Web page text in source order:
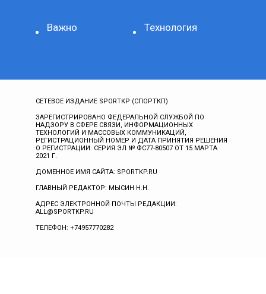
Важно Технология
СЕТЕВОЕ ИЗДАНИЕ SPORTKP (СПОРТКП)
ЗАРЕГИСТРИРОВАНО ФЕДЕРАЛЬНОЙ СЛУЖБОЙ ПО
НАДЗОРУ В СФЕРЕ СВЯЗИ, ИНФОРМАЦИОННЫХ
ТЕХНОЛОГИЙ И МАССОВЫХ КОММУНИКАЦИЙ,
РЕГИСТРАЦИОННЫЙ НОМЕР И ДАТА ПРИНЯТИЯ РЕШЕНИЯ
О РЕГИСТРАЦИИ: СЕРИЯ ЭЛ № ФС77-80507 ОТ 15 МАРТА
2021 Г.
ДОМЕННОЕ ИМЯ САЙТА: SPORTKP.RU
ГЛАВНЫЙ РЕДАКТОР: МЫСИН Н.Н.
АДРЕС ЭЛЕКТРОННОЙ ПОЧТЫ РЕДАКЦИИ:
ALL@SPORTKP.RU
ТЕЛЕФОН: +74957770282